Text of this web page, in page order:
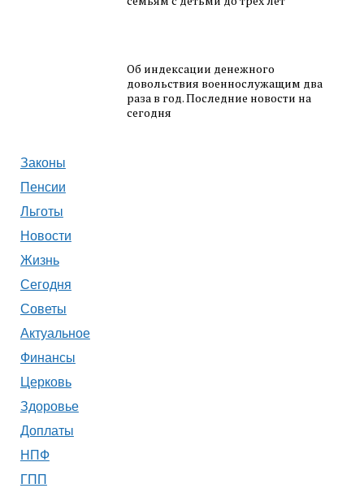
Об индексации денежного
довольствия военнослужащим два
раза в год. Последние новости на
сегодня
Законы
Пенсии
Льготы
Новости
Жизнь
Сегодня
Советы
Актуальное
Финансы
Церковь
Здоровье
Доплаты
НПФ
ГПП